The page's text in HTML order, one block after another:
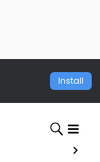
Install